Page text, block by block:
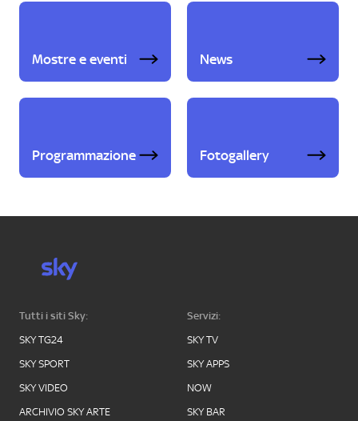
Mostre e eventi News
Programmazione Fotogallery
Tutti i siti Sky:
SKY TG24
SKY SPORT
SKY VIDEO
ARCHIVIO SKY ARTE
Servizi:
SKY TV
SKY APPS
NOW
SKY BAR